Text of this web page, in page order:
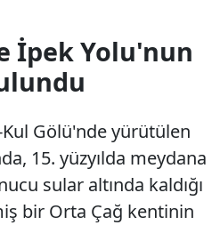
İpek Yolu'nun
Kul Gölü'nde yürütülen
15. yüzyılda meydana
sular altında kaldığı
bir Orta Çağ kentinin